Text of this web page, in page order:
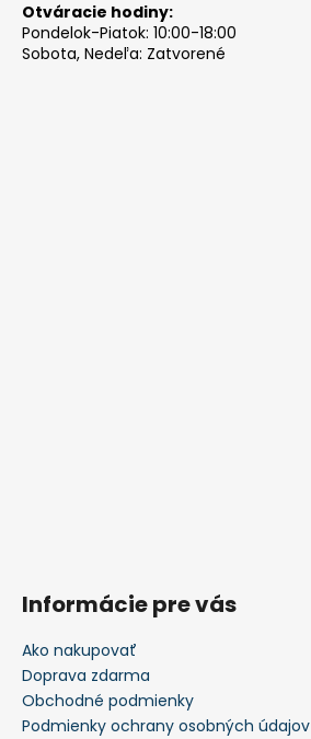
Otváracie hodiny:
Pondelok-Piatok: 10:00-18:00
Sobota, Nedeľa: Zatvorené
Informácie pre vás
Ako nakupovať
Doprava zdarma
Obchodné podmienky
Podmienky ochrany osobných údajov